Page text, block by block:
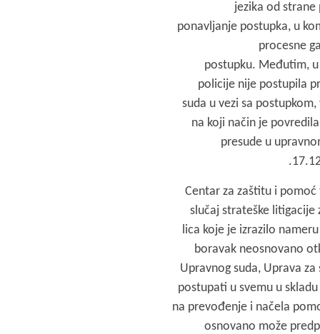
jezika od
ponavljanje postupka, u
procesne
postupku. Međutim,
policije nije postupila
suda u vezi sa
na koji način je
presude u
Centar za zaštitu i
slučaj strateške litigacije
lica koje je izrazilo
boravak neosnovano
Upravnog suda, Uprava
postupati u svemu u
na prevođenje i načela
osnovano može